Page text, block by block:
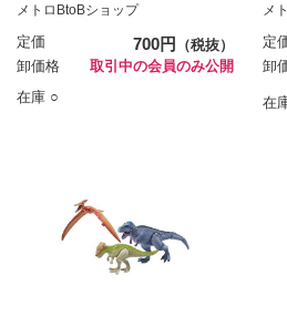
メトロBtoBショップ
定価 700円
（税抜）
卸価格
取引中の会員のみ公開
在庫 ○
メ
定
卸
在